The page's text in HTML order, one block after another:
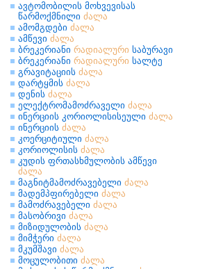
ავტომობილის მოხვევისას
წარმოქმნილი ძალა
ამომგდები ძალა
ამწევი ძალა
ბრეკერიანი რადიალური საბურავი
ბრეკერიანი რადიალური სალტე
გრავიტაციის ძალა
დარტყმის ძალა
დენის ძალა
ელექტრომამოძრაველი ძალა
ინერციის კორიოლისისეული ძალა
ინერციის ძალა
კოერციტიული ძალა
კორიოლისის ძალა
კუდის ფრთასხმულობის ამწევი
ძალა
მაგნიტმამოძრავებელი ძალა
მადემპფირებელი ძალა
მამოძრავებელი ძალა
მასობრივი ძალა
მიზიდულობის ძალა
მიმჭერი ძალა
მკუმშავი ძალა
მოცულობითი ძალა